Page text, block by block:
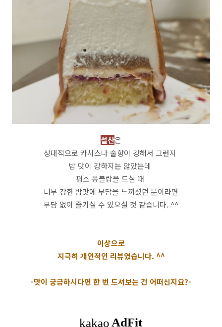
설산은
상대적으로 카시스나 술향이 강해서 그런지
밤 맛이 강하지는 않았는데
평소 몽블랑을 드실 때
너무 강한 밤맛에 부담을 느끼셨던 분이라면
부담 없이 즐기실 수 있으실 것 같습니다. ^^
이상으로
지극히 개인적인 리뷰였습니다. ^^
-맛이 궁금하시다면 한 번 드셔보는 건 어떠신지요?-